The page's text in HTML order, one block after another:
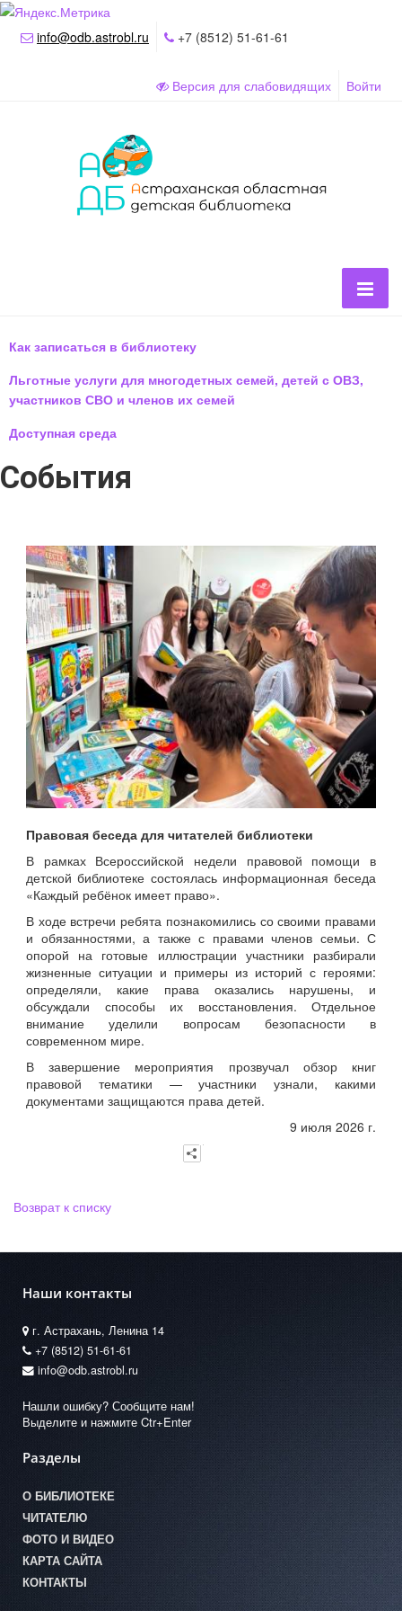
info@odb.astrobl.ru +7 (8512) 51-61-61
Версия для слабовидящих Войти
Как записаться в библиотеку
Льготные услуги для многодетных семей, детей с ОВЗ,
участников СВО и членов их семей
Доступная среда
События
Правовая беседа для читателей библиотеки
В рамках Всероссийской недели правовой помощи в
детской библиотеке состоялась информационная беседа
«Каждый ребёнок имеет право».
В ходе встречи ребята познакомились со своими правами
и обязанностями, а также с правами членов семьи. С
опорой на готовые иллюстрации участники разбирали
жизненные ситуации и примеры из историй с героями:
определяли, какие права оказались нарушены, и
обсуждали способы их восстановления. Отдельное
внимание уделили вопросам безопасности в
современном мире.
В завершение мероприятия прозвучал обзор книг
правовой тематики — участники узнали, какими
документами защищаются права детей.
9 июля 2026 г.
Возврат к списку
Наши контакты
г. Астрахань, Ленина 14
+7 (8512) 51-61-61
info@odb.astrobl.ru
Нашли ошибку? Сообщите нам!
Выделите и нажмите Ctr+Enter
Разделы
О БИБЛИОТЕКЕ
ЧИТАТЕЛЮ
ФОТО И ВИДЕО
КАРТА САЙТА
КОНТАКТЫ